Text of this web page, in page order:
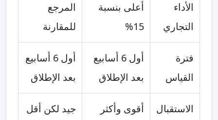
الأداء
التجاري
أعلى بنسبة
15%
المرجع
للمقارنة
فترة
القياس
أول 6 أسابيع
بعد الإطلاق
أول 6 أسابيع
بعد الإطلاق
الاستقبال
أقوى وأكثر
جيد لكن أقل